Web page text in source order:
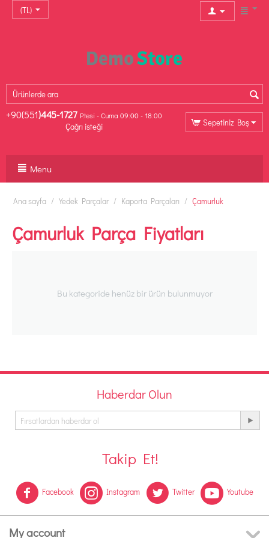
(TL)
+90(551)445-1727 P.tesi - Cuma 09:00 - 18:00
Çağrı isteği Sepetiniz Boş
Menu
Ana sayfa / Yedek Parçalar / Kaporta Parçaları / Çamurluk
Çamurluk Parça Fiyatları
Bu kategoride henüz bir ürün bulunmuyor
Haberdar Olun
Takip Et!
Facebook Instagram Twitter Youtube
My account